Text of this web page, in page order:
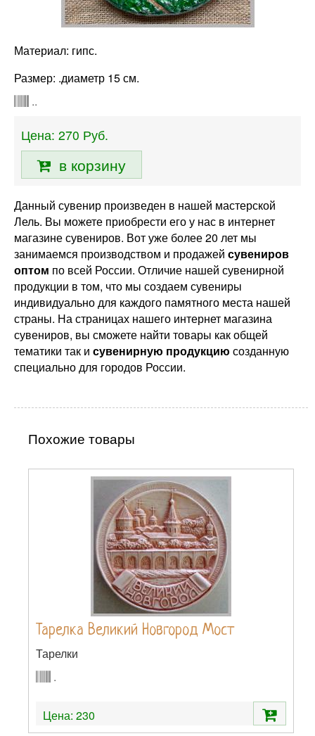
Материал: гипс.
Размер: .диаметр 15 см.
..
Цена: 270 Руб.
в корзину
Данный сувенир произведен в нашей мастерской
Лель. Вы можете приобрести его у нас в интернет
магазине сувениров. Вот уже более 20 лет мы
занимаемся производством и продажей сувениров
оптом по всей России. Отличие нашей сувенирной
продукции в том, что мы создаем сувениры
индивидуально для каждого памятного места нашей
страны. На страницах нашего интернет магазина
сувениров, вы сможете найти товары как общей
тематики так и сувенирную продукцию созданную
специально для городов России.
Похожие товары
Тарелка Великий Новгород Мост
Тарелки
.
Цена: 230